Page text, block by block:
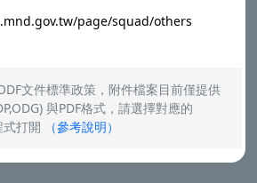
page/squad/others
文件標準政策，附件檔案目前僅提供
與PDF格式，請選擇對應的
打開
（參考說明）